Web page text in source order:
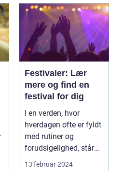
Festivaler: Lær
mere og find en
festival for dig
I en verden, hvor
hverdagen ofte er fyldt
med rutiner og
forudsigelighed, står
festivaler som farver...
13 februar 2024